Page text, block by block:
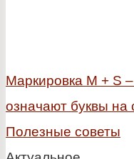
Маркировка M + S
означают буквы на
Полезные советы